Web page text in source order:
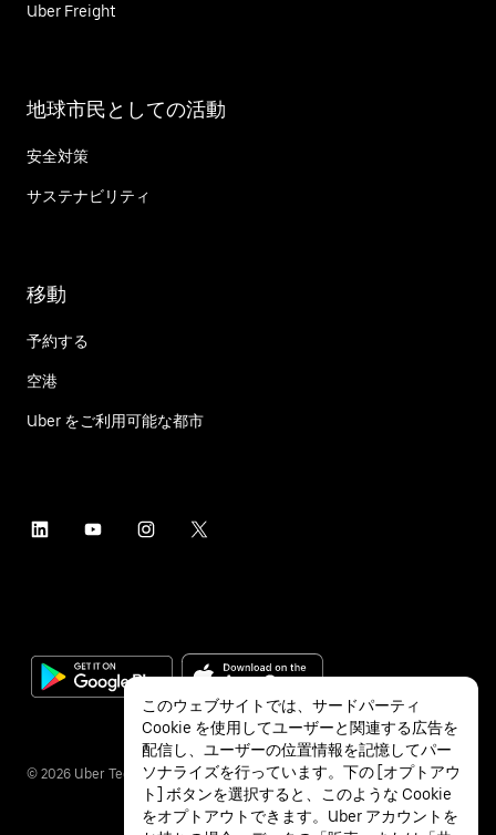
Uber Freight
地球市民としての活動
安全対策
サステナビリティ
移動
予約する
空港
Uber をご利用可能な都市
© 2026 Uber Technologies Inc.
このウェブサイトでは、サードパーティ
Cookie を使用してユーザーと関連する広告を
配信し、ユーザーの位置情報を記憶してパー
ソナライズを行っています。下の [オプトアウ
ト] ボタンを選択すると、このような Cookie
をオプトアウトできます。Uber アカウントを